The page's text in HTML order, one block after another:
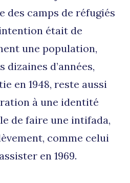
des camps de réfugiés
était de
une population,
dizaines d’années,
en 1948, reste aussi
à une identité
de faire une intifada,
comme celui
en 1969.